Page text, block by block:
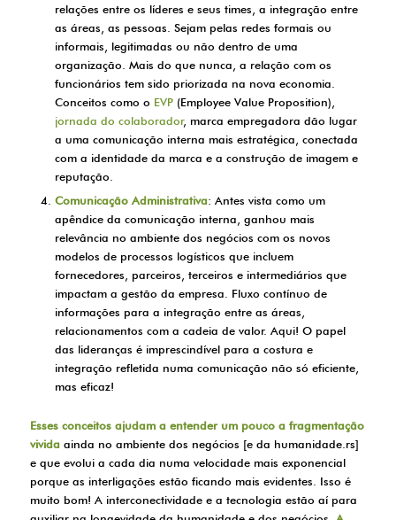
relações entre os líderes e seus times, a integração entre
as áreas, as pessoas. Sejam pelas redes formais ou
informais, legitimadas ou não dentro de uma
organização. Mais do que nunca, a relação com os
funcionários tem sido priorizada na nova economia.
Conceitos como o EVP(Employee Value Proposition),
jornada do colaborador, marca empregadora dão lugar
a uma comunicação interna mais estratégica, conectada
com a identidade da marca e a construção de imagem e
reputação.
Comunicação Administrativa: Antes vista como um
apêndice da comunicação interna, ganhou mais
relevância no ambiente dos negócios com os novos
modelos de processos logísticos que incluem
fornecedores, parceiros, terceiros e intermediários que
impactam a gestão da empresa. Fluxo contínuo de
informações para a integração entre as áreas,
relacionamentos com a cadeia de valor. Aqui! O papel
das lideranças é imprescindível para a costura e
integração refletida numa comunicação não só eficiente,
mas eficaz!
Esses conceitos ajudam a entender um pouco a fragmentação
vividaainda no ambiente dos negócios [e da humanidade.rs]
e que evolui a cada dia numa velocidade mais exponencial
porque as interligações estão ficando mais evidentes. Isso é
muito bom! A interconectividade e a tecnologia estão aí para